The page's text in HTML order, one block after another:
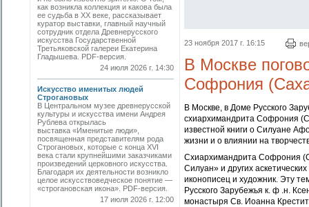
как возникла коллекция и какова была
ее судьба в ХХ веке, рассказывает
куратор выставки, главный научный
сотрудник отдела Древнерусского
искусства Государственной
Третьяковской галереи Екатерина
Гладышева. PDF-версия.
24 июля 2026 г. 14:30
Искусство именитых людей
Строгановых
В Центральном музее древнерусской
культуры и искусства имени Андрея
Рублева открылась
выставка «Именитые люди»,
посвященная представителям рода
Строгановых, которые с конца XVI
века стали крупнейшими заказчиками
произведений церковного искусства.
Благодаря их деятельности возникло
целое искусствоведческое понятие —
«строгановская икона». PDF-версия.
17 июля 2026 г. 12:00
23 ноября 2017 г. 16:15
В Москве
Софрония
В Москве, в Доме Русского
схиархимандрита Софрония
известной книги о Силуане
жизни и о влиянии на
Схиархимандрита Софрония
Силуан» и других
иконописец и художник. Эту
Русского Зарубежья к. ф .н.
монастыря Св. Иоанна